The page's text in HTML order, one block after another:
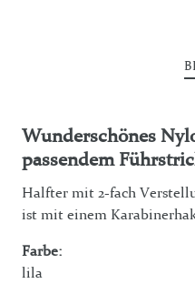
Wunderschönes
passendem
Halfter mit 2-fach
ist mit einem
Farbe:
lila